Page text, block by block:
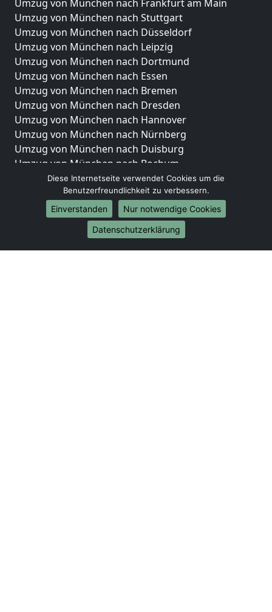
Umzug von München nach Frankfurt am Main
Umzug von München nach Stuttgart
Umzug von München nach Düsseldorf
Umzug von München nach Leipzig
Umzug von München nach Dortmund
Umzug von München nach Essen
Umzug von München nach Bremen
Umzug von München nach Dresden
Umzug von München nach Hannover
Umzug von München nach Nürnberg
Umzug von München nach Duisburg
Umzug von München nach Bochum
Umzug von München nach Wuppertal
Umzug von München nach Bielefeld
Umzug von München nach Bonn
Umzug von München nach Münster
Diese Internetseite verwendet Cookies um die
Benutzerfreundlichkeit zu verbessern.
Einverstanden
Nur notwendige Cookies
Datenschutzerklärung